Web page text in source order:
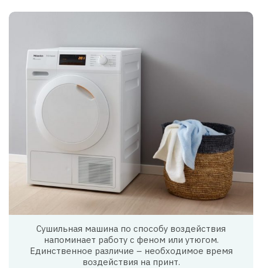
Сушильная машина по способу воздействия
напоминает работу с феном или утюгом.
Единственное различие – необходимое время
воздействия на принт.